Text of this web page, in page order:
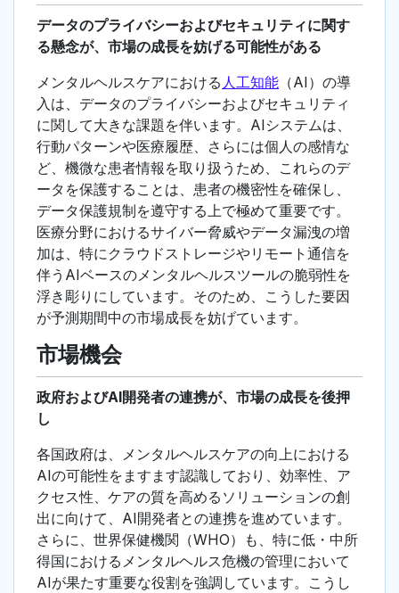
データのプライバシーおよびセキュリティに関す
る懸念が、市場の成長を妨げる可能性がある
メンタルヘルスケアにおける 人工知能 （AI）の導
入は、データのプライバシーおよびセキュリティ
に関して大きな課題を伴います。AIシステムは、
行動パターンや医療履歴、さらには個人の感情な
ど、機微な患者情報を取り扱うため、これらのデ
ータを保護することは、患者の機密性を確保し、
データ保護規制を遵守する上で極めて重要です。
医療分野におけるサイバー脅威やデータ漏洩の増
加は、特にクラウドストレージやリモート通信を
伴うAIベースのメンタルヘルスツールの脆弱性を
浮き彫りにしています。そのため、こうした要因
が予測期間中の市場成長を妨げています。
市場機会
政府およびAI開発者の連携が、市場の成長を後押
し
各国政府は、メンタルヘルスケアの向上における
AIの可能性をますます認識しており、効率性、ア
クセス性、ケアの質を高めるソリューションの創
出に向けて、AI開発者との連携を進めています。
さらに、世界保健機関（WHO）も、特に低・中所
得国におけるメンタルヘルス危機の管理において
AIが果たす重要な役割を強調しています。こうし